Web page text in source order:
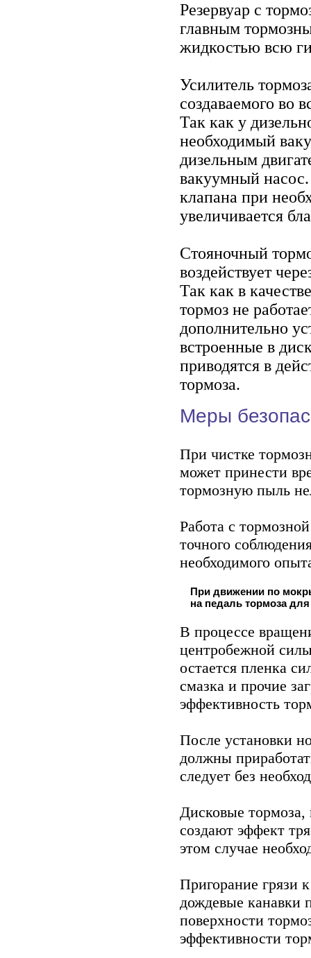
Резервуар с
главным
жидкостью всю
Усилитель
создаваемого во
Так как у
необходимый
дизельным
вакуумный
клапана при
увеличивается
Стояночный
воздействует
Так как в
тормоз не
дополнительно
встроенные в
приводятся в
тормоза.
Меры
При чистке
может принести
тормозную пыль
Работа с
точного
необходимого
При движении по
на педаль тормоза
В процессе
центробежной
остается пленка
смазка и прочие
эффективность
После установки
должны
следует без
Дисковые
создают эффект
этом случае
Пригорание грязи
дождевые канавки
поверхности
эффективности